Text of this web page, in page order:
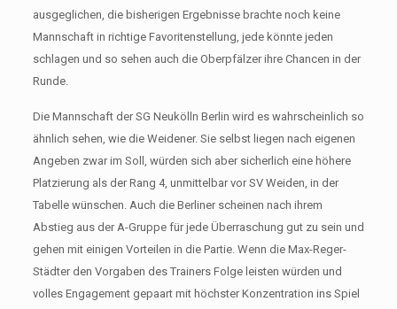
ausgeglichen, die bisherigen Ergebnisse brachte noch keine
Mannschaft in richtige Favoritenstellung, jede könnte jeden
schlagen und so sehen auch die Oberpfälzer ihre Chancen in der
Runde.
Die Mannschaft der SG Neukölln Berlin wird es wahrscheinlich so
ähnlich sehen, wie die Weidener. Sie selbst liegen nach eigenen
Angeben zwar im Soll, würden sich aber sicherlich eine höhere
Platzierung als der Rang 4, unmittelbar vor SV Weiden, in der
Tabelle wünschen. Auch die Berliner scheinen nach ihrem
Abstieg aus der A-Gruppe für jede Überraschung gut zu sein und
gehen mit einigen Vorteilen in die Partie. Wenn die Max-Reger-
Städter den Vorgaben des Trainers Folge leisten würden und
volles Engagement gepaart mit höchster Konzentration ins Spiel